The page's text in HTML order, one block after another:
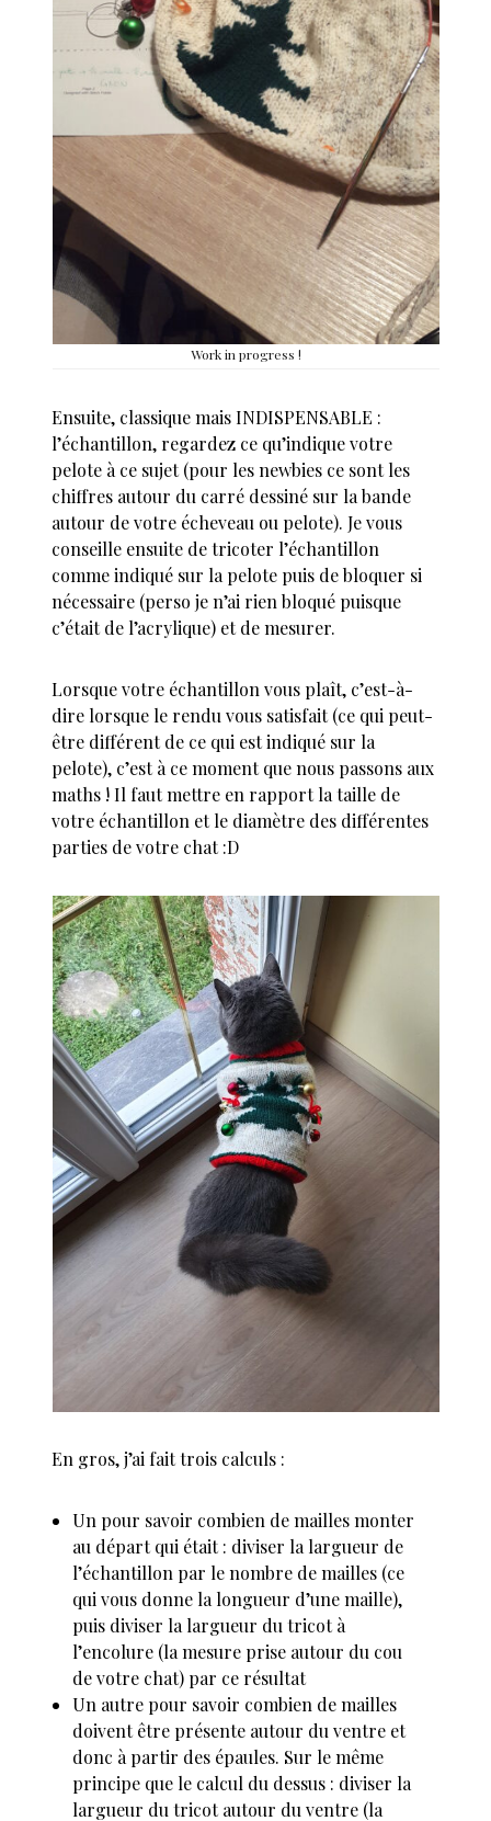
Work in progress !
Ensuite, classique mais INDISPENSABLE :
l’échantillon, regardez ce qu’indique votre
pelote à ce sujet (pour les newbies ce sont les
chiffres autour du carré dessiné sur la bande
autour de votre écheveau ou pelote). Je vous
conseille ensuite de tricoter l’échantillon
comme indiqué sur la pelote puis de bloquer si
nécessaire (perso je n’ai rien bloqué puisque
c’était de l’acrylique) et de mesurer.
Lorsque votre échantillon vous plaît, c’est-à-
dire lorsque le rendu vous satisfait (ce qui peut-
être différent de ce qui est indiqué sur la
pelote), c’est à ce moment que nous passons aux
maths ! Il faut mettre en rapport la taille de
votre échantillon et le diamètre des différentes
parties de votre chat :D
En gros, j’ai fait trois calculs :
Un pour savoir combien de mailles monter
au départ qui était : diviser la largueur de
l’échantillon par le nombre de mailles (ce
qui vous donne la longueur d’une maille),
puis diviser la largueur du tricot à
l’encolure (la mesure prise autour du cou
de votre chat) par ce résultat
Un autre pour savoir combien de mailles
doivent être présente autour du ventre et
donc à partir des épaules. Sur le même
principe que le calcul du dessus : diviser la
largueur du tricot autour du ventre (la